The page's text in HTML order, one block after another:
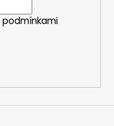
podmínkami